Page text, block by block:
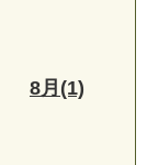
8月(1)